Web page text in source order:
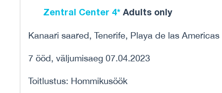
Zentral Center 4* Adults only
Kanaari saared, Tenerife, Playa de las Americas
7 ööd, väljumisaeg 07.04.2023
Toitlustus: Hommikusöök